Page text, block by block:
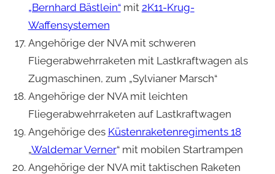
„Bernhard Bästlein“mit 2K11-Krug-
Waffensystemen
Angehörige der NVA mit schweren
Fliegerabwehrraketen mit Lastkraftwagen als
Zugmaschinen, zum „Sylvianer Marsch“
Angehörige der NVA mit leichten
Fliegerabwehrraketen auf Lastkraftwagen
Angehörige des Küstenraketenregiments 18
„Waldemar Verner“ mit mobilen Startrampen
Angehörige der NVA mit taktischen Raketen